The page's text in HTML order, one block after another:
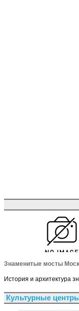
Знаменитые мосты
История и архитектура
Культурные